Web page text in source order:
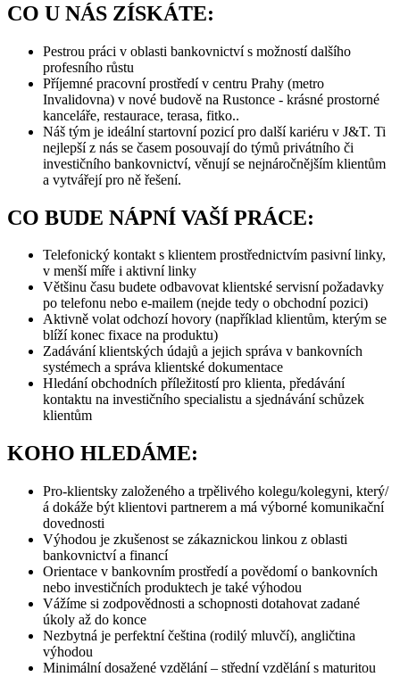
CO U NÁS ZÍSKÁTE:
Pestrou práci v oblasti bankovnictví s možností dalšího
profesního růstu
Příjemné pracovní prostředí v centru Prahy (metro
Invalidovna) v nové budově na Rustonce - krásné prostorné
kanceláře, restaurace, terasa, fitko..
Náš tým je ideální startovní pozicí pro další kariéru v J&T. Ti
nejlepší z nás se časem posouvají do týmů privátního či
investičního bankovnictví, věnují se nejnáročnějším klientům
a vytvářejí pro ně řešení.
CO BUDE NÁPNÍ VAŠÍ PRÁCE:
Telefonický kontakt s klientem prostřednictvím pasivní linky,
v menší míře i aktivní linky
Většinu času budete odbavovat klientské servisní požadavky
po telefonu nebo e-mailem (nejde tedy o obchodní pozici)
Aktivně volat odchozí hovory (například klientům, kterým se
blíží konec fixace na produktu)
Zadávání klientských údajů a jejich správa v bankovních
systémech a správa klientské dokumentace
Hledání obchodních příležitostí pro klienta, předávání
kontaktu na investičního specialistu a sjednávání schůzek
klientům
KOHO HLEDÁME:
Pro-klientsky založeného a trpělivého kolegu/kolegyni, který/
á dokáže být klientovi partnerem a má výborné komunikační
dovednosti
Výhodou je zkušenost se zákaznickou linkou z oblasti
bankovnictví a financí
Orientace v bankovním prostředí a povědomí o bankovních
nebo investičních produktech je také výhodou
Vážíme si zodpovědnosti a schopnosti dotahovat zadané
úkoly až do konce
Nezbytná je perfektní čeština (rodilý mluvčí), angličtina
výhodou
Minimální dosažené vzdělání – střední vzdělání s maturitou